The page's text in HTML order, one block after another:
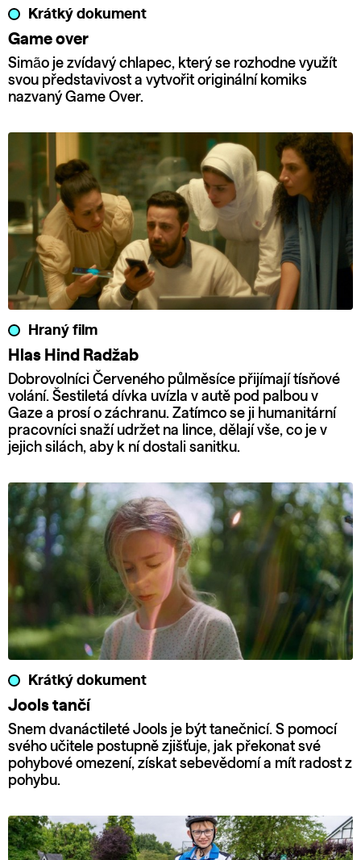
Krátký dokument
Game over
Simão je zvídavý chlapec, který se rozhodne využít
svou představivost a vytvořit originální komiks
nazvaný Game Over.
Hraný film
Hlas Hind Radžab
Dobrovolníci Červeného půlměsíce přijímají tísňové
volání. Šestiletá dívka uvízla v autě pod palbou v
Gaze a prosí o záchranu. Zatímco se ji humanitární
pracovníci snaží udržet na lince, dělají vše, co je v
jejich silách, aby k ní dostali sanitku.
Krátký dokument
Jools tančí
Snem dvanáctileté Jools je být tanečnicí. S pomocí
svého učitele postupně zjišťuje, jak překonat své
pohybové omezení, získat sebevědomí a mít radost z
pohybu.